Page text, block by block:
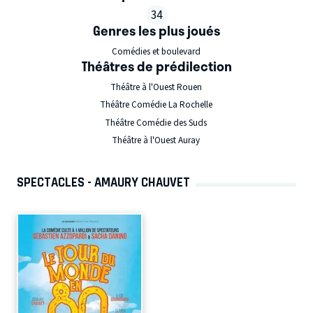
34
Genres les plus joués
Comédies et boulevard
Théâtres de prédilection
Théâtre à l'Ouest Rouen
Théâtre Comédie La Rochelle
Théâtre Comédie des Suds
Théâtre à l'Ouest Auray
SPECTACLES - AMAURY CHAUVET